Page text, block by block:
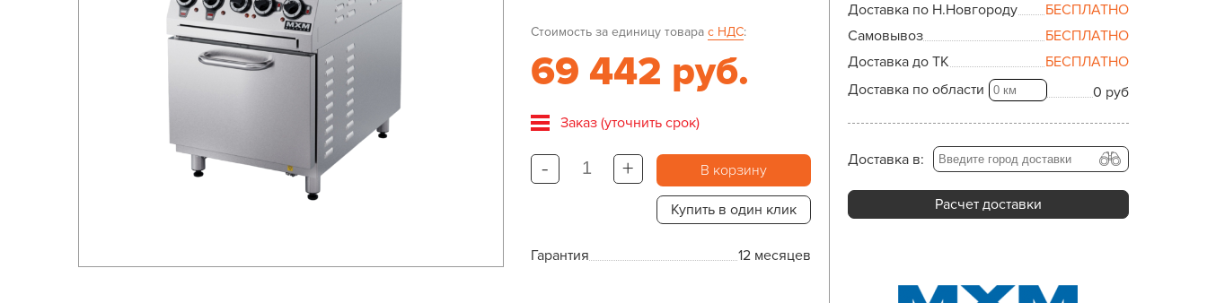
Стоимость за единицу товара с НДС:
69 442 руб.
Заказ (уточнить срок)
- + В корзину
Купить в один клик
Гарантия 12 месяцев
Доставка по Н.Новгороду
БЕСПЛАТНО
Самовывоз
БЕСПЛАТНО
Доставка до ТК
БЕСПЛАТНО
Доставка по области
0 руб
Доставка в:
Расчет доставки